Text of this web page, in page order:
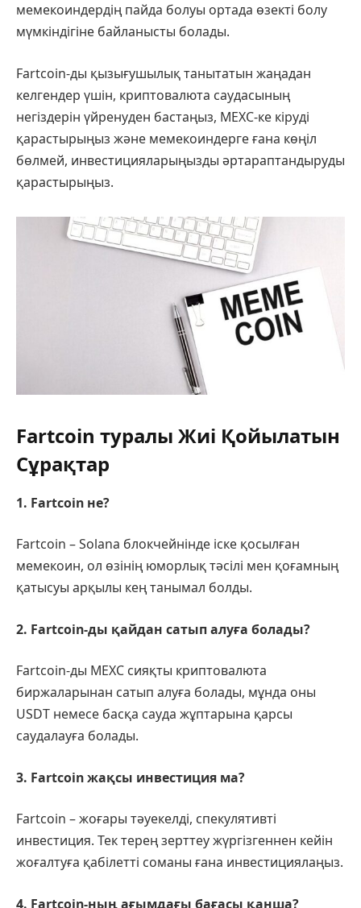
мемекоиндердің пайда болуы ортада өзекті болу
мүмкіндігіне байланысты болады.
Fartcoin-ды қызығушылық танытатын жаңадан
келгендер үшін, криптовалюта саудасының
негіздерін үйренуден бастаңыз, MEXC-ке кіруді
қарастырыңыз және мемекоиндерге ғана көңіл
бөлмей, инвестицияларыңызды әртараптандыруды
қарастырыңыз.
Fartcoin туралы Жиі Қойылатын
Сұрақтар
1. Fartcoin не?
Fartcoin – Solana блокчейнінде іске қосылған
мемекоин, ол өзінің юморлық тәсілі мен қоғамның
қатысуы арқылы кең танымал болды.
2. Fartcoin-ды қайдан сатып алуға болады?
Fartcoin-ды MEXC сияқты криптовалюта
биржаларынан сатып алуға болады, мұнда оны
USDT немесе басқа сауда жұптарына қарсы
саудалауға болады.
3. Fartcoin жақсы инвестиция ма?
Fartcoin – жоғары тәуекелді, спекулятивті
инвестиция. Тек терең зерттеу жүргізгеннен кейін
жоғалтуға қабілетті соманы ғана инвестициялаңыз.
4. Fartcoin-ның ағымдағы бағасы қанша?